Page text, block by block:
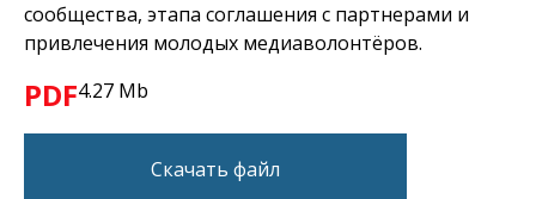
сообщества, этапа соглашения с партнерами и
привлечения молодых медиаволонтёров.
PDF4.27 Mb
Скачать файл